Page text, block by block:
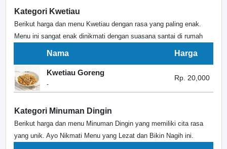
Kategori Kwetiau
Berikut harga dan menu Kwetiau dengan rasa yang paling enak.
Menu ini sangat enak dinikmati dengan suasana santai di rumah
Nama Harga
Kwetiau Goreng
-
Rp. 20,000
Kategori Minuman Dingin
Berikut harga dan menu Minuman Dingin yang memiliki cita rasa
yang unik. Ayo Nikmati Menu yang Lezat dan Bikin Nagih ini.